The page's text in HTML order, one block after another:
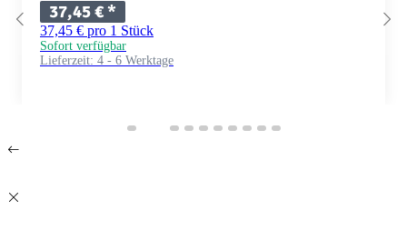
37,45 €*
37,45 € pro 1 Stück
Sofort verfügbar
Lieferzeit: 4 - 6 Werktage